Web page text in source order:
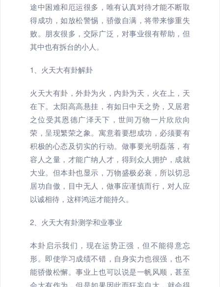
途中困难和厄运很多，唯有认真对待才能不断取
得成功，如放松警惕，骄傲自满，将带来惨重失
败。朋友很多，交际广泛，对事业很有帮助，但
其中也有拆台的小人。
1、火天大有卦解卦
火天大有卦，外卦为火，内卦为天，火在上，天
在下。太阳高高悬挂，有如日中天之势，又居君
之位受其恩德广泽天下，世间万物一片欣欣向
荣，呈现繁荣之象。寓意着要想成功，必须要有
积极的心态及切实的行动。做事要光明磊落，有
容人之量，才能广纳人才，得到众人拥护，成就
大业。但本卦也显示，万物盛极必衰，所以切忌
居功自傲，目中无人，做事应谨慎而行，对人应
以诚相待，这样鸿运才能持久。
2、火天大有卦测学和业事业
本卦启示我们，现在运势正强，但不能得意忘
形。即使学习成绩不错，自身实力也很强，也不
能骄傲松懈。事业上也可以说是一帆风顺，甚至
会大有作为，但是如果因此而狂妄自大，就会得